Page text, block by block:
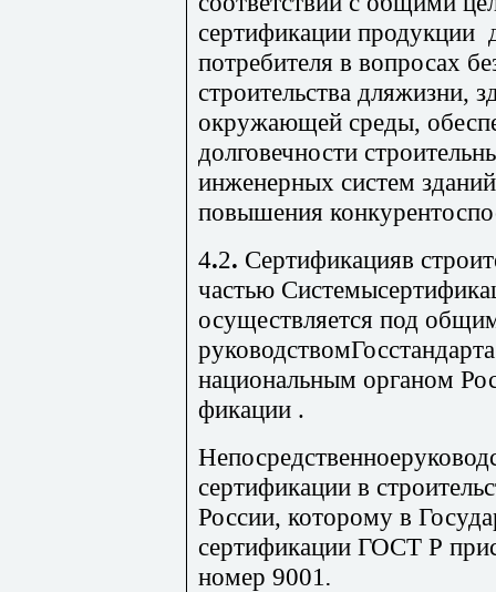
сертификации продукции
потребителя в вопросах
строительства дляжизни,
окружающей среды,
долговечности
инженерных систем
повышения
4.2. Сертификацияв
частью
осуществляется под
национальным органом
фикации .
сертификации в
России, которому в Госуда
сертификации ГОСТ Р
номер 9001 .